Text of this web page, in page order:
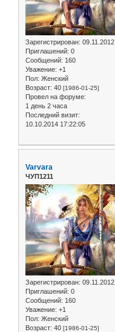
Зарегистрирован: 09.11.2012
Приглашений: 0
Сообщений: 160
Уважение: +1
Пол: Женский
Возраст: 40 [1986-01-25]
Провел на форуме:
1 день 2 часа
Последний визит:
10.10.2014 17:22:05
Varvara
ЧУП1211
Зарегистрирован: 09.11.2012
Приглашений: 0
Сообщений: 160
Уважение: +1
Пол: Женский
Возраст: 40 [1986-01-25]